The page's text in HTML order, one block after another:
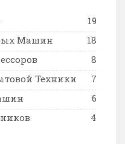
19
Машин
18
8
Техники
7
6
4